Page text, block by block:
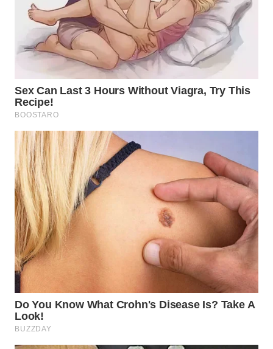
WN
PURWAKARTA
WN
PRIANGAN
TIMUR
WN
SEMARANG
WN
SOLO
WN
BOROBUDUR
WN
MADURA
SURABAYA
WN